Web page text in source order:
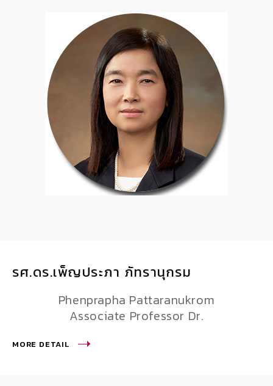
รศ.ดร.เพ็ญประภา ภัทรานุกรม
Phenprapha Pattaranukrom
Associate Professor Dr.
MORE DETAIL